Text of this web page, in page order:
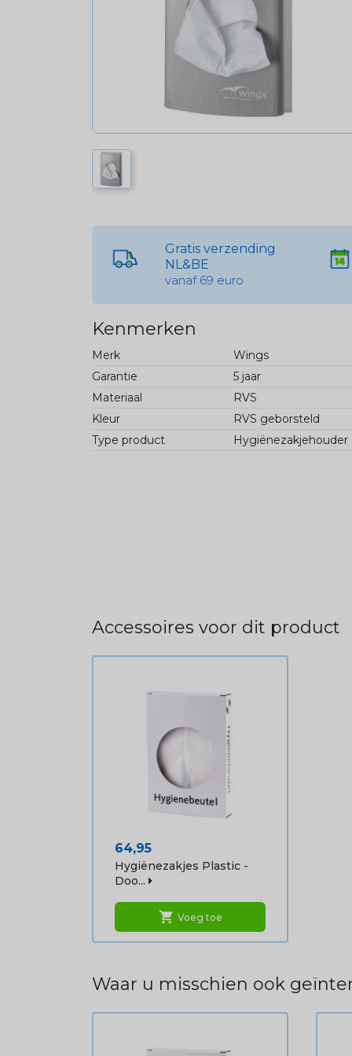
Gratis verzending
NL&BE
vanaf 69 euro
Kenmerken
Merk
Wings
Garantie
5 jaar
Materiaal
RVS
Kleur
RVS geborsteld
Type product
Hygiënezakjehouder
Accessoires voor dit product
Prijs
64,95
Hygiënezakjes Plastic -
Doo...
shopping_cart Voeg toe
Waar u misschien ook